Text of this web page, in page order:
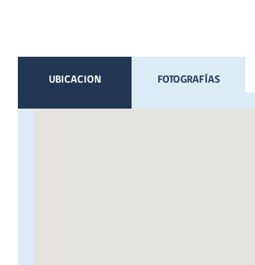
UBICACION FOTOGRAFÍAS